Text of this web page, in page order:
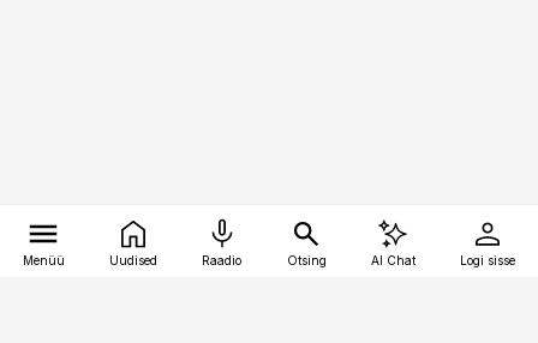
Menüü Uudised Raadio Otsing AI Chat Logi sisse